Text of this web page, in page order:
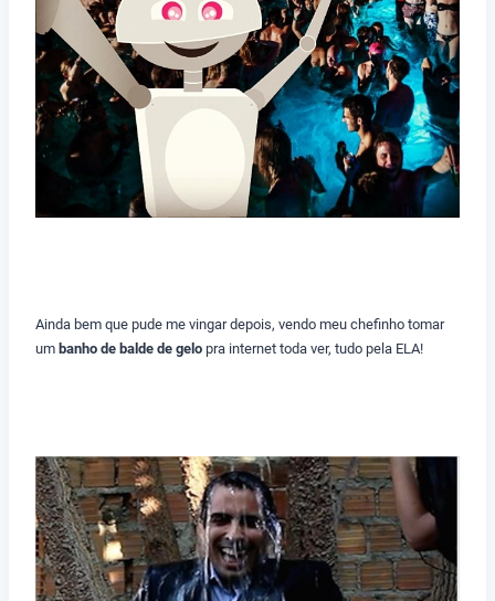
Ainda bem que pude me vingar depois, vendo meu chefinho tomar
um banho de balde de gelo pra internet toda ver, tudo pela ELA!